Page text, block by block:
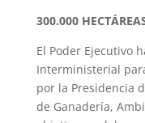
300.000
El Poder Ejecutivo
Interministerial
por la Presidencia
de Ganadería,